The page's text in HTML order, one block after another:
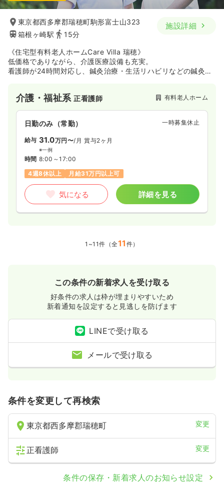
東京都西多摩郡瑞穂町駒形富士山323
箱根ヶ崎駅
15分
施設詳細
《住宅型有料老人ホームCare Villa 瑞穂》
低価格でありながら、介護医療設備も充実。
看護師が24時間対応し、鍼灸治療・生活リハビリなどの鍼灸訪
介護・福祉系正看護師 有料老人ホーム
日勤のみ（常勤） 一時募集休止
給与 31.0万円〜/月 賞与2ヶ月
※一例
時間 8:00～17:00
4週8休以上
月給31万円以上可
気になる 詳細を見る
1~11件（全11 件）
この条件の新着求人を受け取る
好条件の求人は枠が埋まりやすいため
新着通知を設定すると見逃しを防げます
LINEで受け取る
メールで受け取る
条件を変更して再検索
東京都西多摩郡瑞穂町 変更
正看護師 変更
条件の保存・新着求人のお知らせ設定